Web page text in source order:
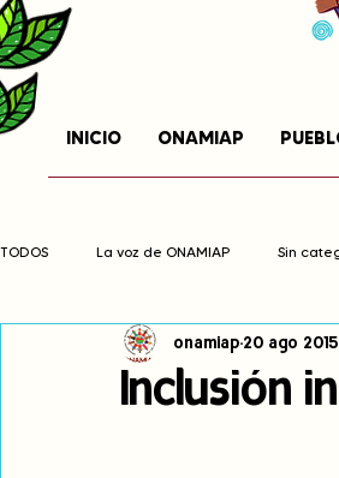
INICIO ONAMIAP
TODOS La voz de ONAMIAP Sin
Cambio climático Navegador
Inclusión
onamiap 20 ago 2015